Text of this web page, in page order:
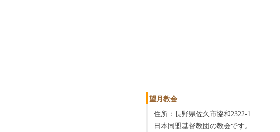
望月教会
住所：長野県佐久市協和2322-1
日本同盟基督教団の教会です。